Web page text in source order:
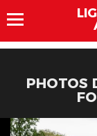
PHOTOS